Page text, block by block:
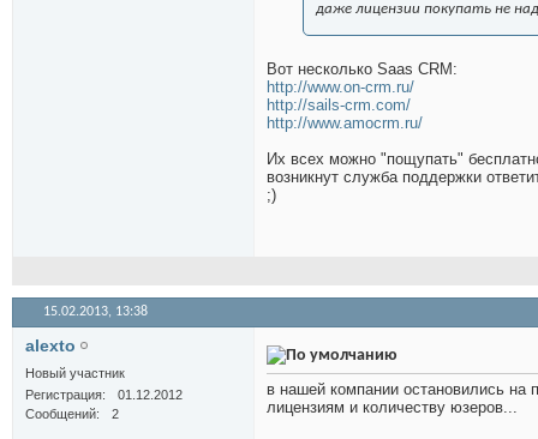
даже лицензии покупать не
Вот несколько Saas CRM:
http://www.on-crm.ru/
http://sails-crm.com/
http://www.amocrm.ru/
Их всех можно "пощупать"
возникнут служба поддержки
;)
15.02.2013, 13:38
alexto
Новый участник
Регистрация
01.12.2012
Сообщений
2
в нашей компании остановились на
лицензиям и количеству юзеров...